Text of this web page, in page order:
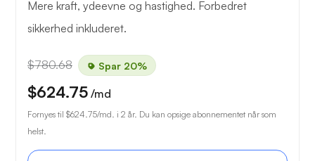
Mere kraft, ydeevne og hastighed. Forbedret
sikkerhed inkluderet.
$780.68 Spar 20%
$624.75 /md
Fornyes til $624.75/md. i 2 år. Du kan opsige abonnementet når som
helst.